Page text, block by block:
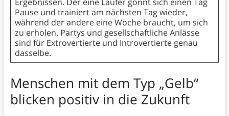
Ergebnissen. Der eine Läufer gönnt sich einen Tag
Pause und trainiert am nächsten Tag wieder,
während der andere eine Woche braucht, um sich
zu erholen. Partys und gesellschaftliche Anlässe
sind für Extrovertierte und Introvertierte genau
dasselbe.
Menschen mit dem Typ „Gelb“
blicken positiv in die Zukunft